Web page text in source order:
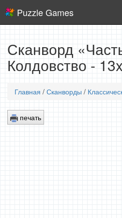
Puzzle Games
Сканворд
Колдовство -
Главная / Сканворды /
печать